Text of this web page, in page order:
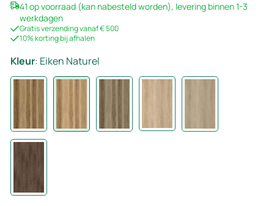
41 op voorraad (kan nabesteld worden), levering binnen 1-3
werkdagen
Gratis verzending vanaf € 500
10% korting bij afhalen
Kleur: Eiken Naturel